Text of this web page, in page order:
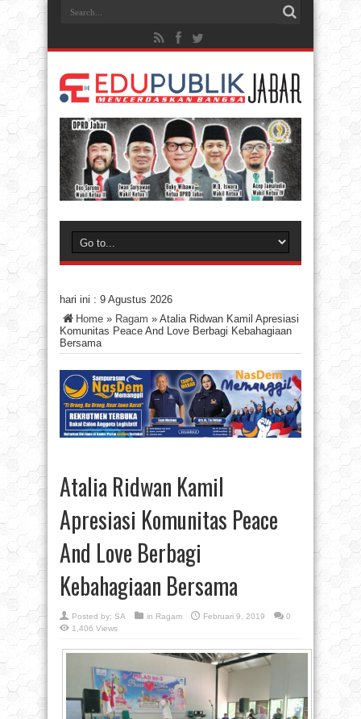
hari ini : 9 Agustus 2026
Home » Ragam » Atalia Ridwan Kamil Apresiasi
Komunitas Peace And Love Berbagi Kebahagiaan
Bersama
Atalia Ridwan Kamil
Apresiasi Komunitas Peace
And Love Berbagi
Kebahagiaan Bersama
Posted by: SA in Ragam Februari 9, 2019
0
1,406 Views